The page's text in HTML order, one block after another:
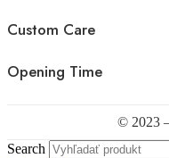
Custom Care
Opening Time
© 2023
Search